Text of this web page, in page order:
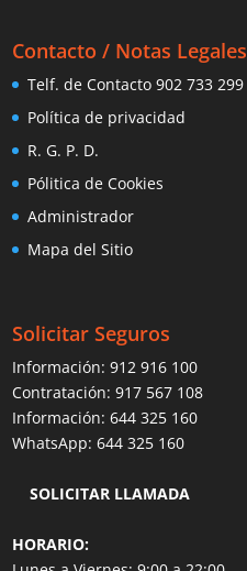
Contacto / Notas Legales
Telf. de Contacto 902 733 299
Política de privacidad
R. G. P. D.
Pólitica de Cookies
Administrador
Mapa del Sitio
Solicitar Seguros
Información:912 916 100
Contratación:917 567 108
Información:644 325 160
WhatsApp:644 325 160
SOLICITAR LLAMADA
HORARIO: